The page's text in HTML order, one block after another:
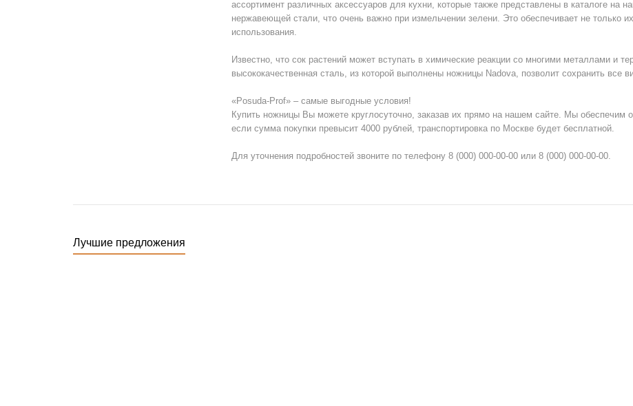
ассортимент различных аксессуаров для кухни, которые также представлены в каталоге на
нержавеющей стали, что очень важно при измельчении зелени. Это обеспечивает не только
использования.
Известно, что сок растений может вступать в химические реакции со многими металлами и
высококачественная сталь, из которой выполнены ножницы Nadova, позволит сохранить
«Posuda-Prof» – самые выгодные условия!
Купить ножницы Вы можете круглосуточно, заказав их прямо на нашем сайте. Мы обеспечим
если сумма покупки превысит 4000 рублей, транспортировка по Москве будет бесплатной.
Для уточнения подробностей звоните по телефону 8 (000) 000-00-00 или 8 (000) 000-00-00.
Лучшие предложения